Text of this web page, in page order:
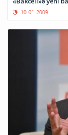
10-01-2009